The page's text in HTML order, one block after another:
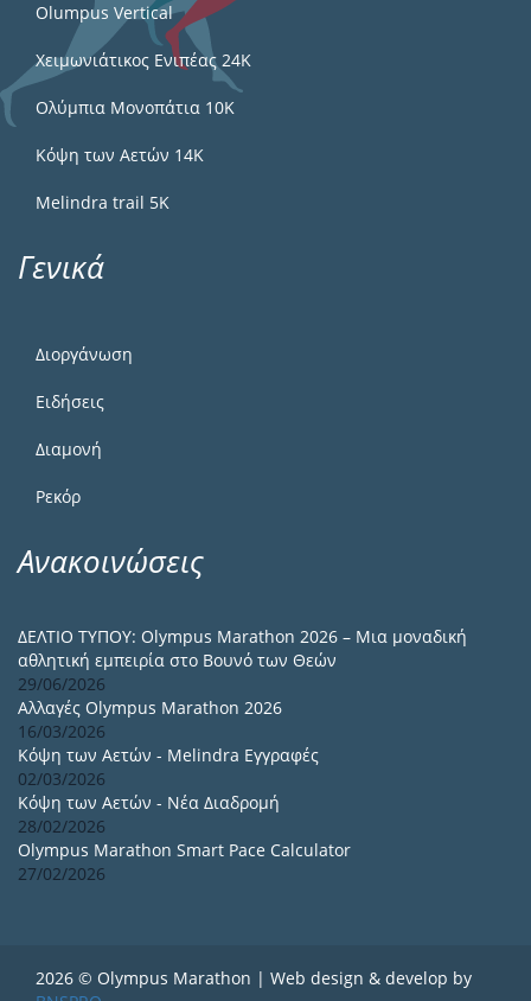
Olumpus Vertical
Χειμωνιάτικος Ενιπέας 24Κ
Ολύμπια Μονοπάτια 10Κ
Κόψη των Αετών 14Κ
Melindra trail 5Κ
Γενικά
Διοργάνωση
Ειδήσεις
Διαμονή
Ρεκόρ
Ανακοινώσεις
ΔΕΛΤΙΟ ΤΥΠΟΥ: Olympus Marathon 2026 – Μια μοναδική
αθλητική εμπειρία στο Βουνό των Θεών
29/06/2026
Αλλαγές Olympus Marathon 2026
16/03/2026
Κόψη των Αετών - Melindra Εγγραφές
02/03/2026
Κόψη των Αετών - Νέα Διαδρομή
28/02/2026
Olympus Marathon Smart Pace Calculator
27/02/2026
2026 © Olympus Marathon | Web design & develop by